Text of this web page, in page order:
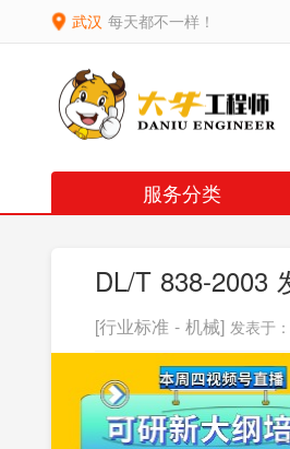
武汉 每天都不一样！
服务分类
DL/T 838-2003
[行业标准 - 机械] 发表于